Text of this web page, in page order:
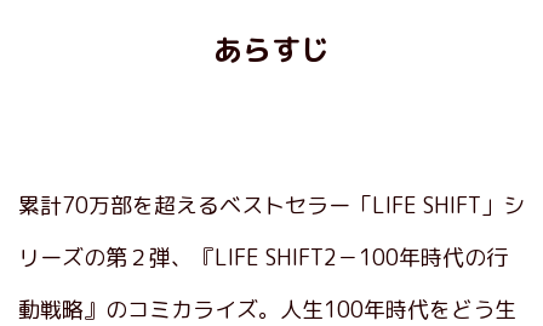
あらすじ
累計70万部を超えるベストセラー「LIFE SHIFT」シ
リーズの第２弾、『LIFE SHIFT2－100年時代の行
動戦略』のコミカライズ。人生100年時代をどう生